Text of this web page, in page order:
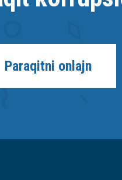
Paraqitni onlajn